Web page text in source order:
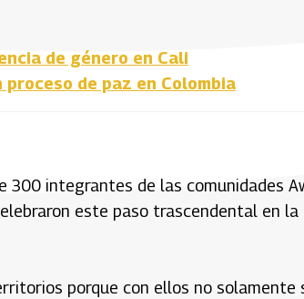
de género en Cali
de paz en Colombia
300 integrantes de las comunidades
este paso trascendental en la
porque con ellos no solamente